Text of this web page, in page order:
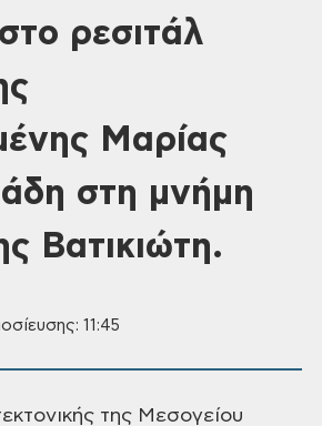
ρεσιτάλ
Μαρίας
στη μνήμη
Βατικιώτη.
11:45
της Μεσογείου